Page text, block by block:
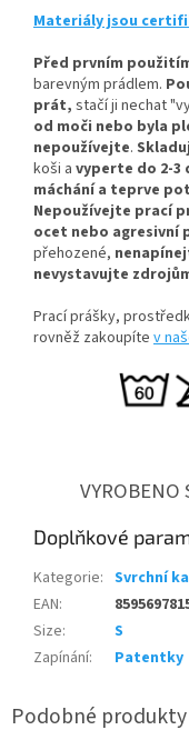
Materiály jsou
Před prvním
barevným prádlem.
prát, stačí ji nechat
od moči nebo byla
nepoužívejte.
koši a vyperte do 2-3
máchání a teprve
Nepoužívejte prací
ocet nebo agresivní
přehozené,
nevystavujte
Prací prášky,
rovněž zakoupíte v
VYROBENO
Doplňkové
Kategorie: Svrchní
EAN:
Size:
S
Zapínání: Patentky